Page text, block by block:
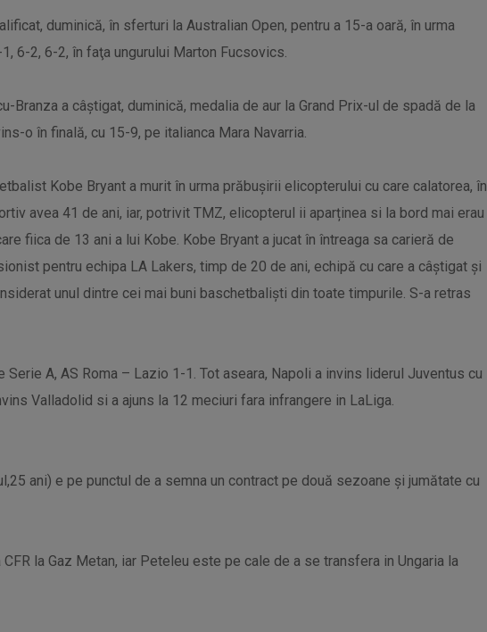
duminică, în sferturi la Australian Open, pentru a 15-a oară, în urma
6-2, 6-2, în faţa ungurului Marton Fucsovics.
Branza a câştigat, duminică, medalia de aur la Grand Prix-ul de spadă de la
o în finală, cu 15-9, pe italianca Mara Navarria.
Kobe Bryant a murit în urma prăbușirii elicopterului cu care calatorea, în
avea 41 de ani, iar, potrivit TMZ, elicopterul ii aparținea si la bord mai erau
fiica de 13 ani a lui Kobe. Kobe Bryant a jucat în întreaga sa carieră de
pentru echipa LA Lakers, timp de 20 de ani, echipă cu care a câștigat și
unul dintre cei mai buni baschetbaliști din toate timpurile. S-a retras
Serie A, AS Roma – Lazio 1-1. Tot aseara, Napoli a invins liderul Juventus cu
Valladolid si a ajuns la 12 meciuri fara infrangere in LaLiga.
ani) e pe punctul de a semna un contract pe două sezoane și jumătate cu
la Gaz Metan, iar Peteleu este pe cale de a se transfera in Ungaria la